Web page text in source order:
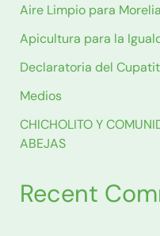
Aire Limpio para
Apicultura para la
Declaratoria del
Medios
CHICHOLITO Y
ABEJAS
Recent